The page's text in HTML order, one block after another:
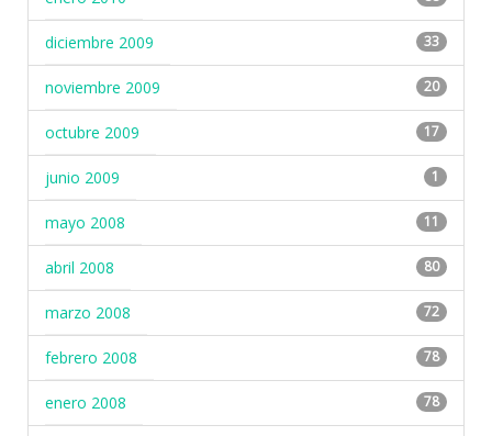
diciembre 2009 33
noviembre 2009 20
octubre 2009 17
junio 2009 1
mayo 2008 11
abril 2008 80
marzo 2008 72
febrero 2008 78
enero 2008 78